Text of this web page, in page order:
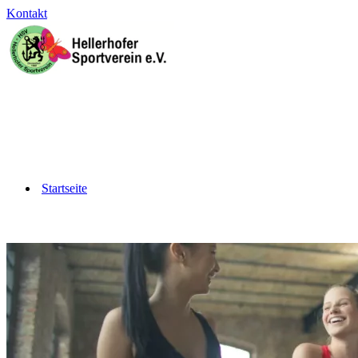
Kontakt
Startseite